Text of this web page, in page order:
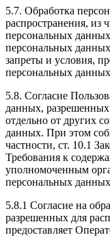
5.7. Обработка
распространения, из
персональных
персональных
запреты и условия,
персональных
5.8. Согласие
данных, разрешенных
отдельно от других
данных. При этом
частности, ст. 10.1
Требования к
уполномоченным
персональных
5.8.1 Согласие на
разрешенных для
предоставляет